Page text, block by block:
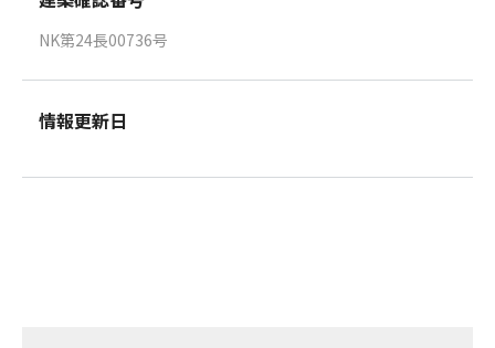
NK第24長00736号
情報更新日